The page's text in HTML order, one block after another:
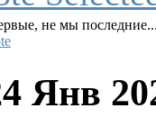
не мы
Янв